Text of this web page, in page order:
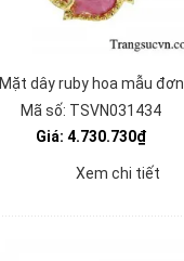
Mặt dây ruby hoa mẫu đơn
Mã số: TSVN031434
Giá: 4.730.730₫
Xem chi tiết